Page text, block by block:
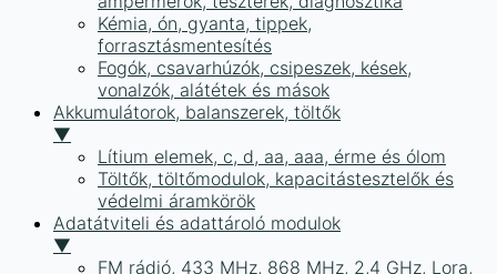
Kémia, ón, gyanta, tippek,
forrasztásmentesítés
Fogók, csavarhúzók, csipeszek, kések,
vonalzók, alátétek és mások
Akkumulátorok, balanszerek, töltők
▼
Lítium elemek, c, d, aa, aaa, érme és ólom
Töltők, töltőmodulok, kapacitástesztelők és
védelmi áramkörök
Adatátviteli és adattároló modulok
▼
FM rádió, 433 MHz, 868 MHz, 2,4 GHz, Lora,